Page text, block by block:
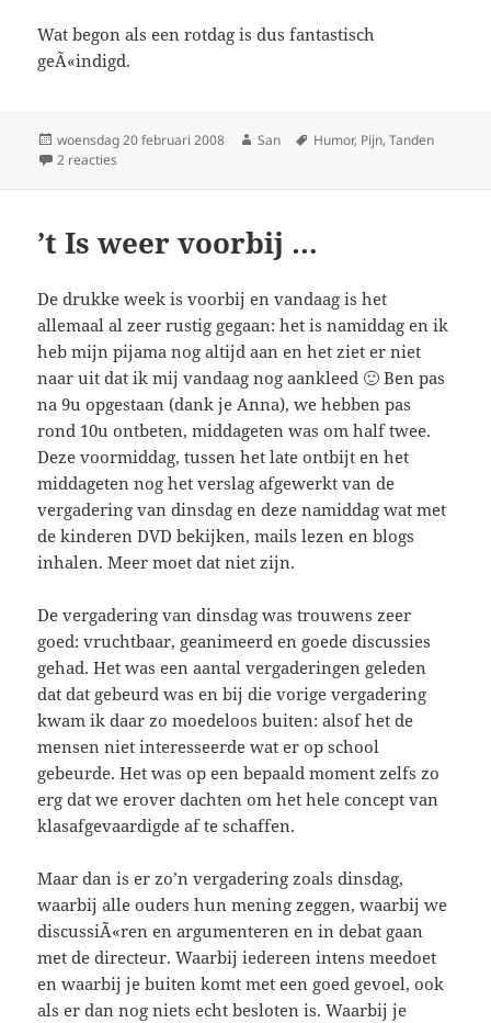
Wat begon als een rotdag is dus fantastisch
geÃ«indigd.
Geplaatst
op
woensdag 20 februari 2008 Auteur
San Tags
Humor, Pijn,Tanden
2 reacties
’t Is weer voorbij …
De drukke week is voorbij en vandaag is het
allemaal al zeer rustig gegaan: het is namiddag en ik
heb mijn pijama nog altijd aan en het ziet er niet
naar uit dat ik mij vandaag nog aankleed 🙂 Ben pas
na 9u opgestaan (dank je Anna), we hebben pas
rond 10u ontbeten, middageten was om half twee.
Deze voormiddag, tussen het late ontbijt en het
middageten nog het verslag afgewerkt van de
vergadering van dinsdag en deze namiddag wat met
de kinderen DVD bekijken, mails lezen en blogs
inhalen. Meer moet dat niet zijn.
De vergadering van dinsdag was trouwens zeer
goed: vruchtbaar, geanimeerd en goede discussies
gehad. Het was een aantal vergaderingen geleden
dat dat gebeurd was en bij die vorige vergadering
kwam ik daar zo moedeloos buiten: alsof het de
mensen niet interesseerde wat er op school
gebeurde. Het was op een bepaald moment zelfs zo
erg dat we erover dachten om het hele concept van
klasafgevaardigde af te schaffen.
Maar dan is er zo’n vergadering zoals dinsdag,
waarbij alle ouders hun mening zeggen, waarbij we
discussiÃ«ren en argumenteren en in debat gaan
met de directeur. Waarbij iedereen intens meedoet
en waarbij je buiten komt met een goed gevoel, ook
als er dan nog niets echt besloten is. Waarbij je